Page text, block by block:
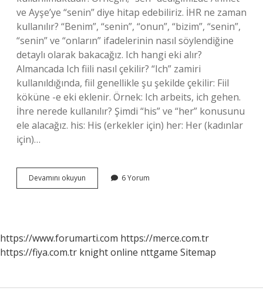
ve Ayşe’ye “senin” diye hitap edebiliriz. İHR ne zaman
kullanılır? “Benim”, “senin”, “onun”, “bizim”, “senin”,
“senin” ve “onların” ifadelerinin nasıl söylendiğine
detaylı olarak bakacağız. Ich hangi eki alır?
Almancada Ich fiili nasıl çekilir? “Ich” zamiri
kullanıldığında, fiil genellikle şu şekilde çekilir: Fiil
köküne -e eki eklenir. Örnek: Ich arbeits, ich gehen.
İhre nerede kullanılır? Şimdi “his” ve “her” konusunu
ele alacağız. his: His (erkekler için) her: Her (kadınlar
için)…
Devamını okuyun
Hangi
6 Yorum
https://www.forumarti.com https://merce.com.tr
https://fiya.com.tr knight online nttgame Sitemap